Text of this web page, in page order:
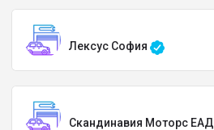
Лексус София
Скандинавия Моторс ЕАД